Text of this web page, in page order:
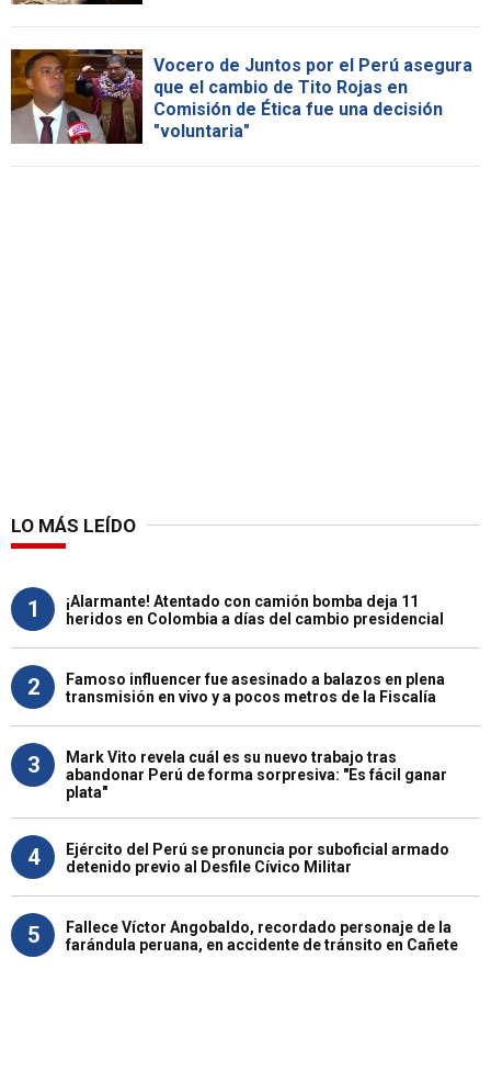
Vocero de Juntos por el Perú asegura
que el cambio de Tito Rojas en
Comisión de Ética fue una decisión
"voluntaria"
LO MÁS LEÍDO
1
¡Alarmante! Atentado con camión bomba deja 11
heridos en Colombia a días del cambio presidencial
2
Famoso influencer fue asesinado a balazos en plena
transmisión en vivo y a pocos metros de la Fiscalía
3
Mark Vito revela cuál es su nuevo trabajo tras
abandonar Perú de forma sorpresiva: "Es fácil ganar
plata"
4
Ejército del Perú se pronuncia por suboficial armado
detenido previo al Desfile Cívico Militar
5
Fallece Víctor Angobaldo, recordado personaje de la
farándula peruana, en accidente de tránsito en Cañete